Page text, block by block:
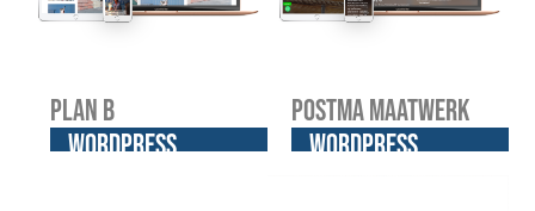
Plan B
WordPress
Postma Maatwerk
WordPress